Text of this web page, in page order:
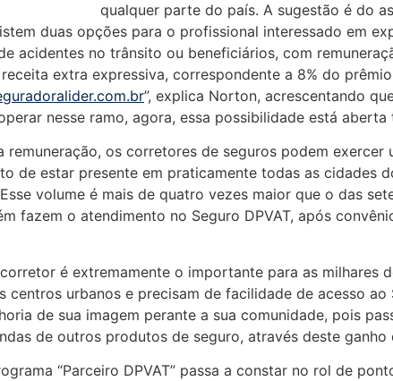
qualquer parte do país. A sugestão é do
duas opções para o profissional interessado em
acidentes no trânsito ou beneficiários, com
extra expressiva, correspondente a 8% do
”, explica Norton, acrescentando
nesse ramo, agora, essa possibilidade está
remuneração, os corretores de seguros podem
de estar presente em praticamente todas as cidades
volume é mais de quatro vezes maior que o das
fazem o atendimento no Seguro DPVAT, após
corretor é extremamente o importante para as
centros urbanos e precisam de facilidade de acesso
de sua imagem perante a sua comunidade, pois
de outros produtos de seguro, através deste ganho
“Parceiro DPVAT” passa a constar no rol de